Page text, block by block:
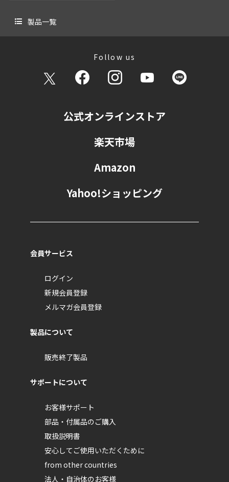
製品一覧
Follow us
公式オンラインストア
楽天市場
Amazon
Yahoo!ショッピング
会員サービス
ログイン
新規会員登録
メルマガ会員登録
製品について
販売終了製品
サポートについて
お客様サポート
部品・付属品のご購入
取扱説明書
安心してご使用いただくために
from other countries
法人・自治体のお客様